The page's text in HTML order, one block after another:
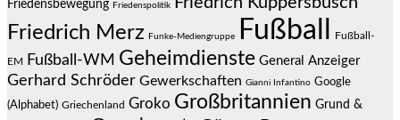
Friedensbewegung Friedenspolitik
Friedrich Merz Funke-Mediengruppe Fußball Fußball-
EM Fußball-WM Geheimdienste General Anzeiger
Gerhard Schröder Gewerkschaften Gianni Infantino Google
(Alphabet) Griechenland Groko Großbritannien Grund &